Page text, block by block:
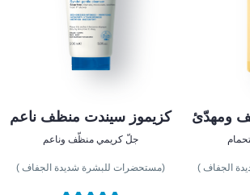
ومهدّئ
الجفاف )
كزيموز سيندت منظف ناعم
جلّ كريمي منظّف وناعم
(مستحضرات للبشرة شديدة الجفاف )